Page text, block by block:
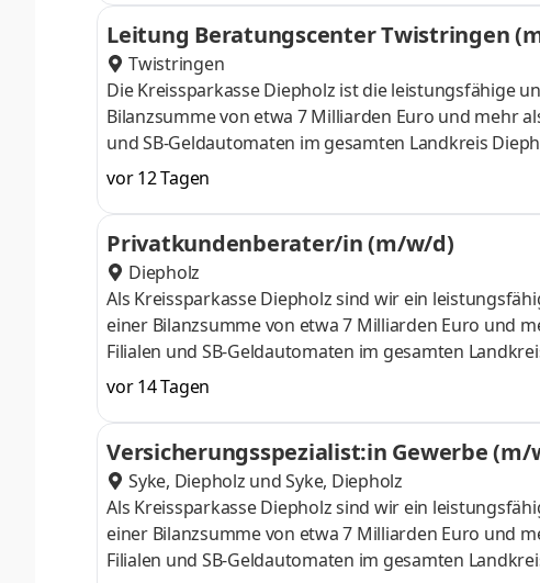
unterstützen.Wenn du Lust hast, in einem
Erfolg unserer Sparkasse beizutragen, freue
Leitung Beratungscenter Twistringen
Twistringen
Die Kreissparkasse Diepholz ist die leistungsfähige
Bilanzsumme von etwa 7 Milliarden Euro und mehr
und SB-Geldautomaten im gesamten Landkreis
Arbeitsumfeld und unterstützen die persönliche
sind offen für neue Ideen und Wünsche und
unterstützen.Wenn du Lust hast, in einem
Erfolg unserer Sparkasse beizutragen, freue
vor 12 Tagen
Privatkundenberater/in (m/w/d)
Diepholz
Als Kreissparkasse Diepholz sind wir ein
einer Bilanzsumme von etwa 7 Milliarden Euro und
Filialen und SB-Geldautomaten im gesamten
Arbeitsumfeld und unterstützen die persönliche
sind offen für neue Ideen und Wünsche und
unterstützen.Wenn du Lust hast, in einem
Erfolg unserer Sparkasse beizutragen,
vor 14 Tagen
Versicherungsspezialist:in Gewerbe (m/
Syke, Diepholz undSyke, Diepholz
Als Kreissparkasse Diepholz sind wir ein
einer Bilanzsumme von etwa 7 Milliarden Euro und
Filialen und SB-Geldautomaten im gesamten